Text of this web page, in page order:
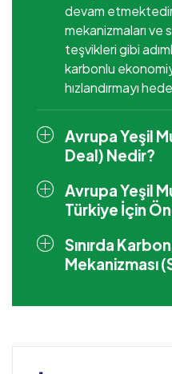
devam
mekanizmaları ve
teşvikleri gibi
karbonlu
hızlandırmayı
Avrupa Yeşil
Deal) Nedir?
Avrupa Yeşil
Türkiye İçin
Sınırda
Mekanizması